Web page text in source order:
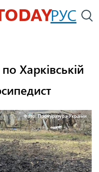
РУС
Харківській
Фото: Прокуратура України